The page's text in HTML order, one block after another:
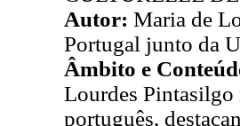
Autor: Maria de
Portugal junto da
Âmbito e
Lourdes
português,